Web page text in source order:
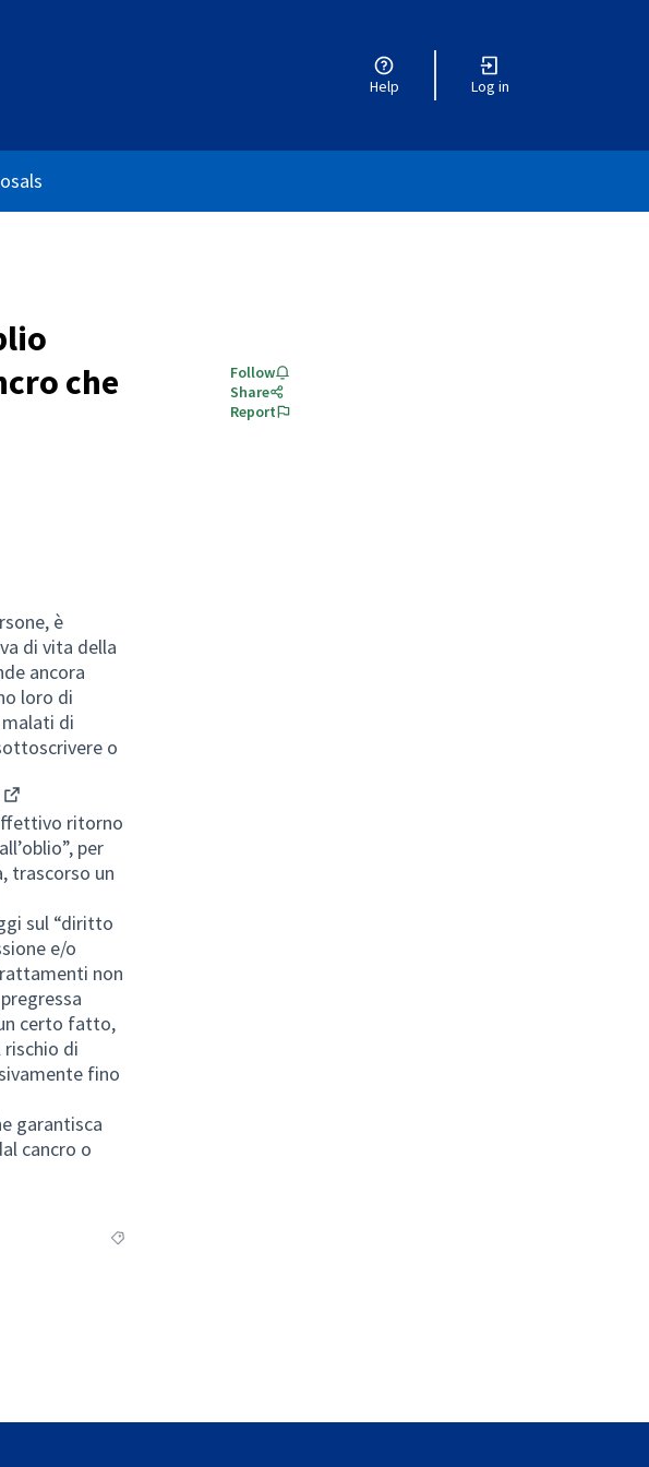
Help Log in
che
è
di vita della
ancora
loro di
malati di
o
(External link)
ritorno
per
trascorso un
sul “diritto
e/o
non
certo fatto,
di
fino
garantisca
cancro o
Filter results for category:
Follow
Share
Report